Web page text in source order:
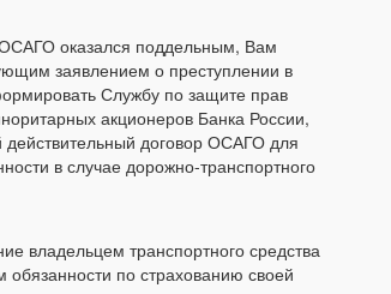
оказался поддельным, Вам
заявлением о преступлении в
Службу по защите прав
акционеров Банка России,
действительный договор ОСАГО для
в случае дорожно-транспортного
владельцем транспортного средства
по страхованию своей